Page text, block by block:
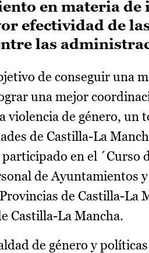
en materia de
efectividad de
las
de conseguir una
una mejor
de género, un
de Castilla-La
en el ´Curso
de Ayuntamientos
de Castilla-La
Castilla-La Mancha.
de género y